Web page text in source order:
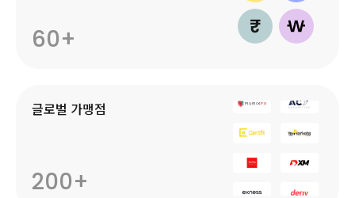
60+
글로벌 가맹점
200+